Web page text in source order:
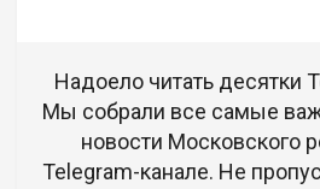
Надоело читать десятки
Мы собрали все самые
новости Московского
Telegram-канале. Не